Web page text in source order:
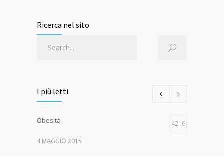
Ricerca nel sito
I più letti
Obesità 4216
4 MAGGIO 2015